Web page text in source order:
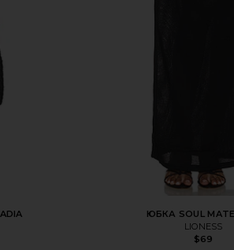
ЮБКА SOUL
LIONESS
$69